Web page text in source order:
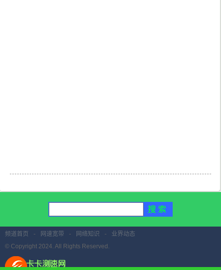
频道首页 - 网速宽带 - 网络知识 -
业界动态
© Copyright 2024. All Rights Reserved.